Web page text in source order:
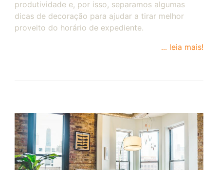
produtividade e, por isso, separamos algumas
dicas de decoração para ajudar a tirar melhor
proveito do horário de expediente.
... leia mais!